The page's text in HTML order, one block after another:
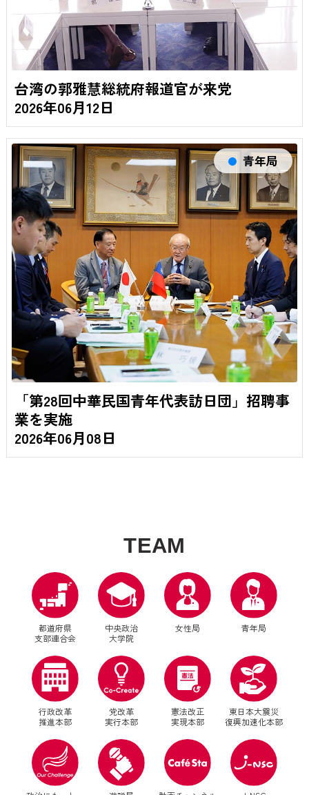
台湾の郭雅慧総統府報道官が来党
2026年06月12日
青年局
「第28回中華民国青年代表訪日団」招聘事
業を実施
2026年06月08日
TEAM
都道府県
支部連合会
中央政治
大学院
女性局 青年局
行政改革
推進本部
党改革
実行本部
憲法改正
実現本部
東日本大震災
復興加速化本部
別ウィンドウリンク 別ウィンドウリンク